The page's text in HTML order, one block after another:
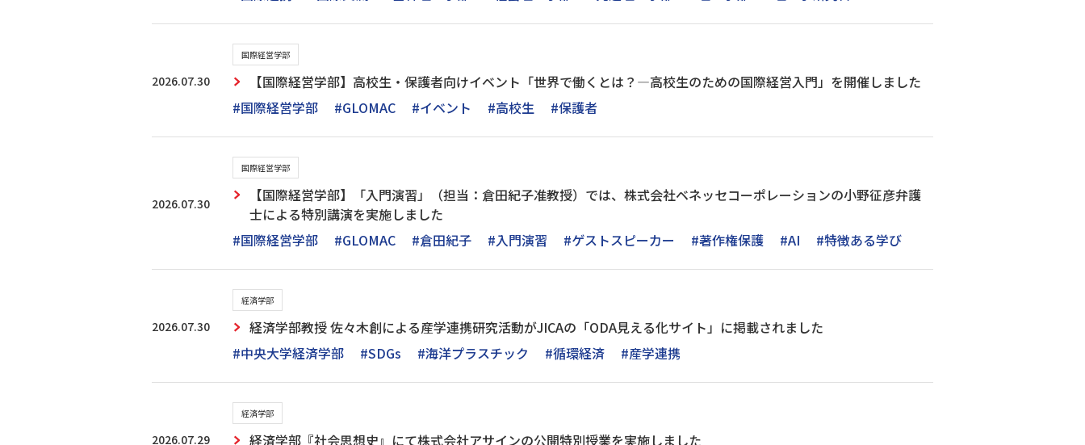
2026.07.30
国際経営学部
【国際経営学部】高校生・保護者向けイベント「世界で働くとは？―高校生のための国際経営入門」を開催しました
#国際経営学部
#GLOMAC #イベント #高校生 #保護者
2026.07.30
国際経営学部
【国際経営学部】「入門演習」（担当：倉田紀子准教授）では、株式会社ベネッセコーポレーションの小野征彦弁護
士による特別講演を実施しました
#国際経営学部
#GLOMAC #倉田紀子 #入門演習 #ゲストスピーカー #著作権保護 #AI #特徴ある学び
2026.07.30
経済学部
経済学部教授 佐々木創による産学連携研究活動がJICAの「ODA見える化サイト」に掲載されました
#中央大学経済学部
#SDGs #海洋プラスチック #循環経済 #産学連携
2026.07.29
経済学部
経済学部『社会思想史』にて株式会社アサインの公開特別授業を実施しました